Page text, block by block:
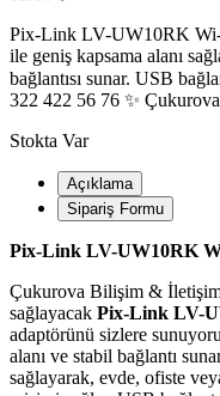
Pix-Link LV-UW10RK
ile geniş kapsama alanı
bağlantısı sunar. USB
322 422 56 76 ✨
Stokta Var
Açıklama
Sipariş Formu
Pix-Link LV-UW10RK
Çukurova Bilişim & İletişim
sağlayacak Pix-Link LV-
adaptörünü sizlere
alanı ve stabil bağlantı
sağlayarak, evde, ofiste